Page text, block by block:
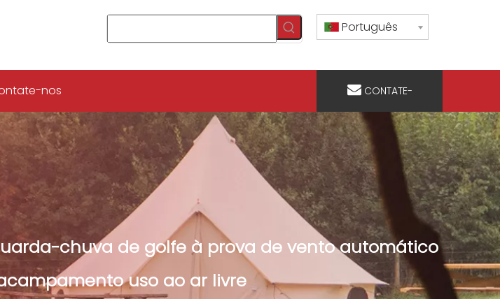
Português
nos CONTATE-
NOS
chuva de golfe à prova de vento automático
uso ao ar livre